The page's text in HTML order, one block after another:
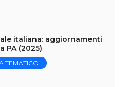
italiana: aggiornamenti
PA (2025)
TEMATICO